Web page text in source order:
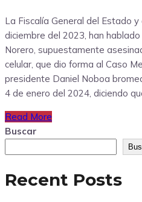
La Fiscalía General del Estado
diciembre del 2023, han
Norero, supuestamente
celular, que dio forma al Caso
presidente Daniel Noboa
4 de enero del 2024, diciendo
Read More
Buscar
Recent Posts